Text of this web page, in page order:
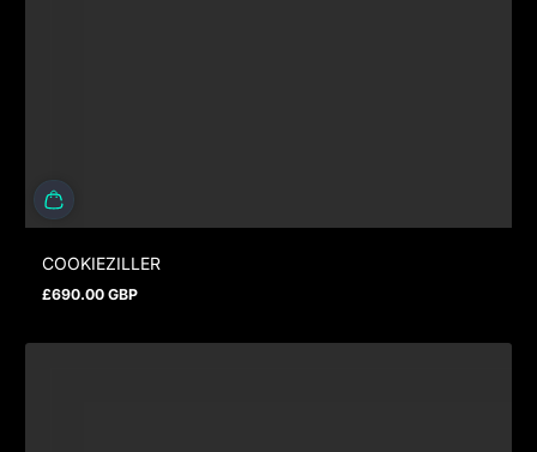
COOKIEZILLER
Regulärer Preis
£690.00 GBP